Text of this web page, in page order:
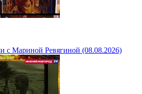
с Мариной Ревягиной (08.08.2026)